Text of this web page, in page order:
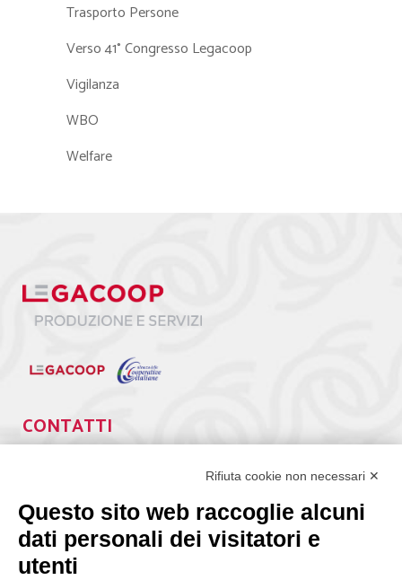
Trasporto Persone
Verso 41° Congresso Legacoop
Vigilanza
WBO
Welfare
CONTATTI
segreteria@lps.coop
Rifiuta cookie non necessari ✕
Questo sito web raccoglie alcuni
dati personali dei visitatori e
utenti